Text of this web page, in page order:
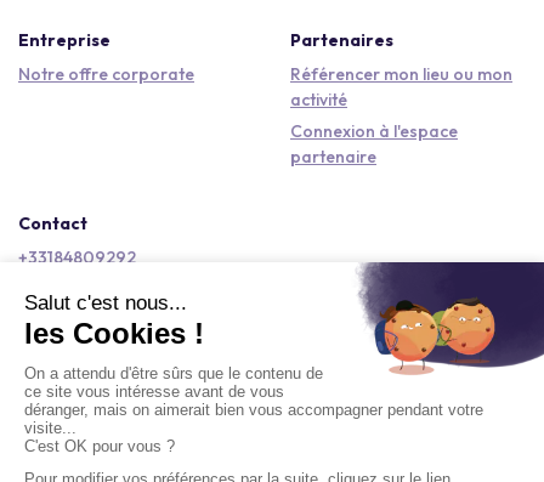
Entreprise
Notre offre corporate
Partenaires
Référencer mon lieu ou mon
activité
Connexion à l'espace
partenaire
Contact
+33184809292
Copyright © 2026 Kactus Tous droits réservés
Conditions générales d'utilisation
Mentions légales
Signaler un contenu